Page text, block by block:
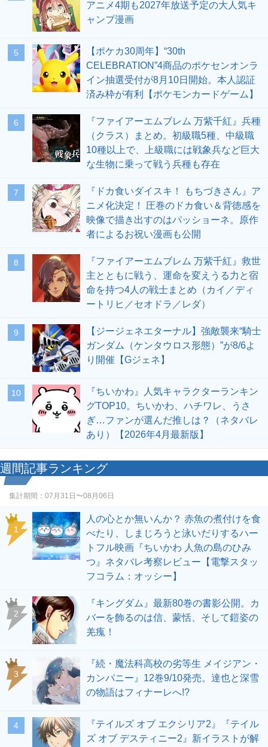
アニメ4期も2027年放送予定の大人気キ
ャンプ漫画
5
【ポケカ30周年】“30th
CELEBRATION”4商品のポケセンオンラ
イン抽選受付が8月10日開始。本人認証
済み枠が有利【ポケモンカードゲーム】
6
『ファイアーエムブレム 万紫千紅』兵種
（クラス）まとめ。初級職5種、中級職
10種以上で、上級職には戦象兵など巨大
な生物に乗って戦う兵種も存在
7
『ドカ食いダイスキ！ もちづきさん』ア
ニメ化決定！ 圧巻のドカ食い＆背徳感を
映像で描き出すのはパッショーネ。原作
者によるお祝い漫画も公開
8
『ファイアーエムブレム 万紫千紅』救世
主とともに戦う、運命を変えうる力と宿
命を持つ4人の戦士まとめ（カイ／ディ
ートリヒ／セオドラ／レダ）
9
【ジージェネエターナル】強敵襲来“騎士
ガンダム（ケンタウロス形態）”が8/6よ
り開催【Gジェネ】
10
『ちいかわ』人気キャラクターランキン
グTOP10。ちいかわ、ハチワレ、うさ
ぎ…ファンが選んだ推しは？（ネタバレ
あり）【2026年4月最新版】
週間記事ランキング
集計期間： 07月31日〜08月06日
1
人の心とか無いんか？ 赤魚の煮付けを食
べたり、しまじろうと泳いだりするハー
トフル映画『ちいかわ 人魚の島のひみ
つ』ネタバレ考察レビュー【電撃スタッ
フコラム：オッシー】
2
『キングダム』最新80巻の書影公開。カ
バーを飾るのは信、蒙恬、そして鎧姿の
羌瘣！
3
『続・魔法科高校の劣等生 メイジアン・
カンパニー』12巻9/10発売。達也と深雪
の物語はフィナーレへ!?
4
『テイルズ オブ エクシリア2』『テイル
ズ オブ デスティニー2』新イラストが解